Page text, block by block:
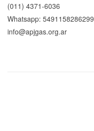
(011) 4371-6036
Whatsapp: 5491158286299
info@apjgas.org.ar